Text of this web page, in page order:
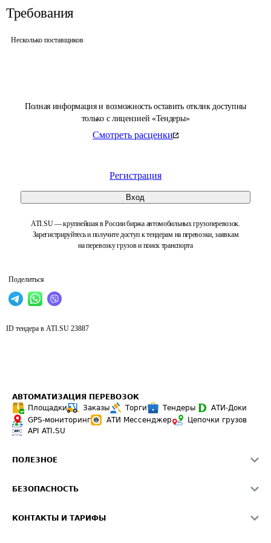
Полная информация и возможность оставить отклик доступны
только с лицензией «Тендеры»
Смотреть расценки
Регистрация
Вход
ATI.SU — крупнейшая в России биржа автомобильных грузоперевозок.
Зарегистрируйтесь и получите доступ к тендерам на перевозки, заявкам
на перевозку грузов и поиск транспорта
Поделиться
Требования
Несколько поставщиков
ID тендера в ATI.SU 23887
АВТОМАТИЗАЦИЯ ПЕРЕВОЗОК
Площадки
Заказы Торги Тендеры
АТИ-Доки
GPS-мониторинг
АТИ Мессенджер
Цепочки грузов
API ATI.SU
ПОЛЕЗНОЕ
Звезды ATI.SU на вашем сайте
БЕЗОПАСНОСТЬ
КОНТАКТЫ И ТАРИФЫ